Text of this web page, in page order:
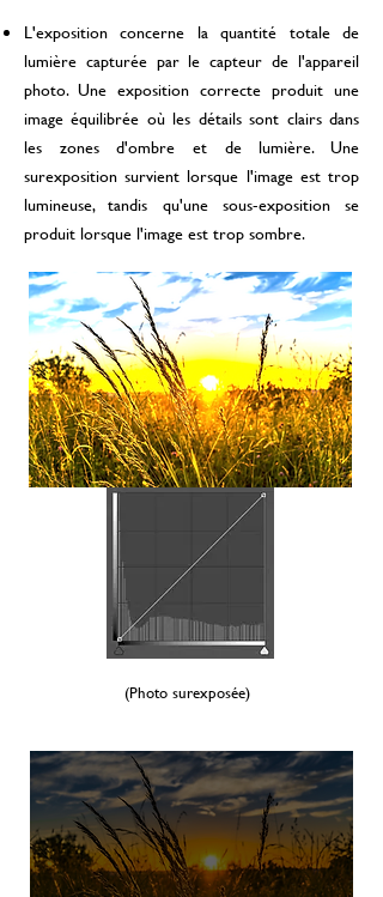
L'exposition concerne la quantité totale de
lumière capturée par le capteur de l'appareil
photo. Une exposition correcte produit une
image équilibrée où les détails sont clairs dans
les zones d'ombre et de lumière. Une
surexposition survient lorsque l'image est trop
lumineuse, tandis qu'une sous-exposition se
produit lorsque l'image est trop sombre.
(Photo surexposée)